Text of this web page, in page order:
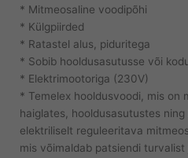
* Mitmeosaline voodipõhi
* Külgpiirded
* Ratastel alus, piduritega
* Sobib hooldusasutusse või
* Elektrimootoriga (230V)
* Temelex hooldusvoodi, mis on
haiglates, hooldusasutustes
elektriliselt reguleeritava
mis võimaldab patsiendi